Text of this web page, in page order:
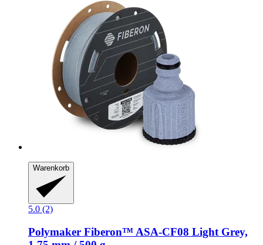
Warenkorb
5.0 (2)
Polymaker Fiberon™ ASA-​CF08 Light Grey,